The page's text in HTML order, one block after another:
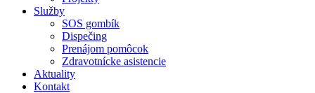
Služby
SOS gombík
Dispečing
Prenájom pomôcok
Zdravotnícke asistencie
Aktuality
Kontakt